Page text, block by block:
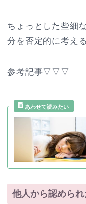
ちょっとした些細
分を否定的に考え
参考記事▽▽▽
他人から認めら